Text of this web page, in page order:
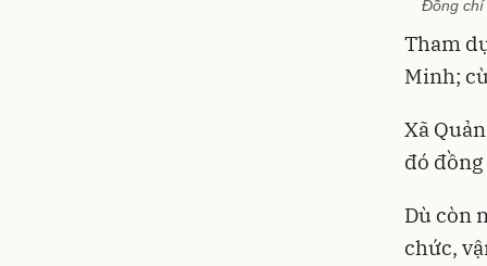
Đồng chí
Tham
Minh;
Xã
đó
Dù còn
chức,